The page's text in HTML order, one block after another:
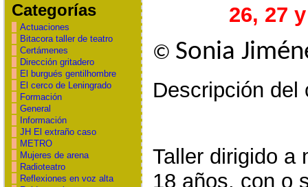
Categorías
Actuaciones
Bitacora taller de teatro
Certámenes
Dirección gritadero
El burgués gentilhombre
El cerco de Leningrado
Formación
General
Información
JH El extraño caso
METRO
Mujeres de arena
Radioteatro
Reflexiones en voz alta
26, 27
© Sonia
Descripción del
Taller dirigido a
18 años, con o